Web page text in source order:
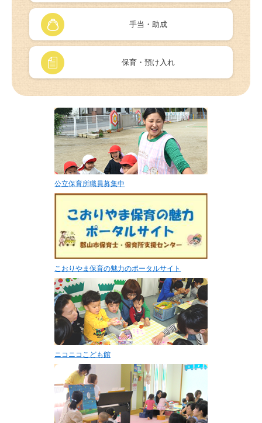
手当・助成
保育・預け入れ
公立保育所職員募集中
こおりやま保育の魅力のポータルサイト
ニコニコこども館